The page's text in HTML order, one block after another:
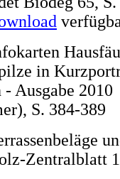
in
Ausgabe 2010
S. 384-389
Zentralblatt